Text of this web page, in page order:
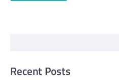
Recent Posts